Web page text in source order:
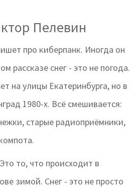
Пелевин
про киберпанк. Иногда он
рассказе снег - это не погода.
на улицы Екатеринбурга, но в
1980-х. Всё смешивается:
старые радиоприёмники,
то, что происходит в
зимой. Снег - это не просто